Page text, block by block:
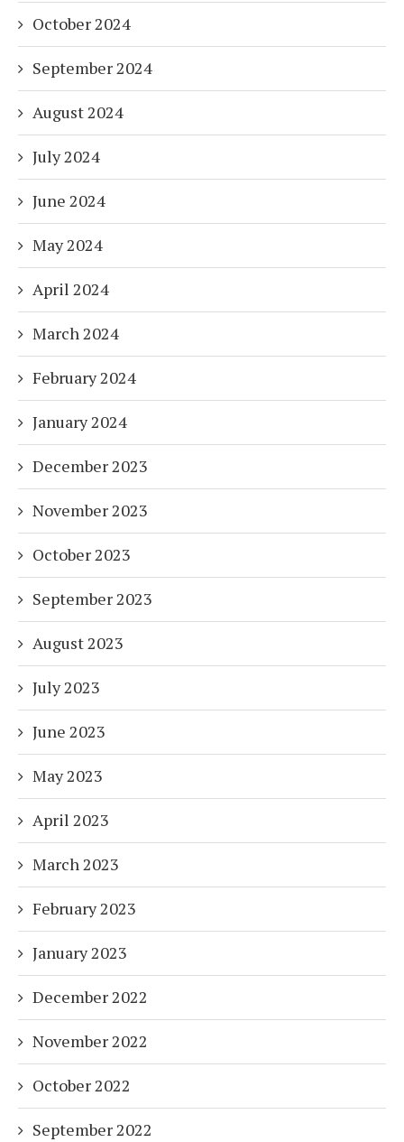
October 2024
September 2024
August 2024
July 2024
June 2024
May 2024
April 2024
March 2024
February 2024
January 2024
December 2023
November 2023
October 2023
September 2023
August 2023
July 2023
June 2023
May 2023
April 2023
March 2023
February 2023
January 2023
December 2022
November 2022
October 2022
September 2022